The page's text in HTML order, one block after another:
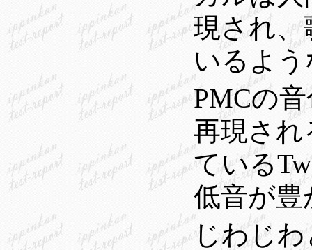
現され、
いるよ
PMCの
再現さ
ている
低音が
じわじ